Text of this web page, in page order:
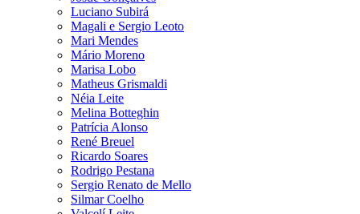
Luciano Subirá
Magali e Sergio Leoto
Mari Mendes
Mário Moreno
Marisa Lobo
Matheus Grismaldi
Néia Leite
Melina Botteghin
Patrícia Alonso
René Breuel
Ricardo Soares
Rodrigo Pestana
Sergio Renato de Mello
Silmar Coelho